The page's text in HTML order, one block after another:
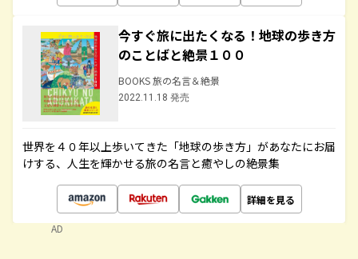
今すぐ旅に出たくなる！地球の歩き方
のことばと絶景１００
BOOKS 旅の名言＆絶景
2022.11.18 発売
世界を４０年以上歩いてきた「地球の歩き方」があなたにお届
けする、人生を輝かせる旅の名言と癒やしの絶景集
詳細を見る
AD